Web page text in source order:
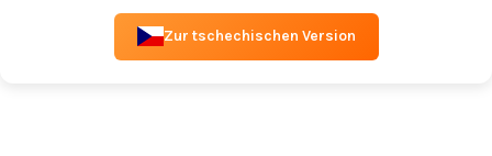
Zur tschechischen Version